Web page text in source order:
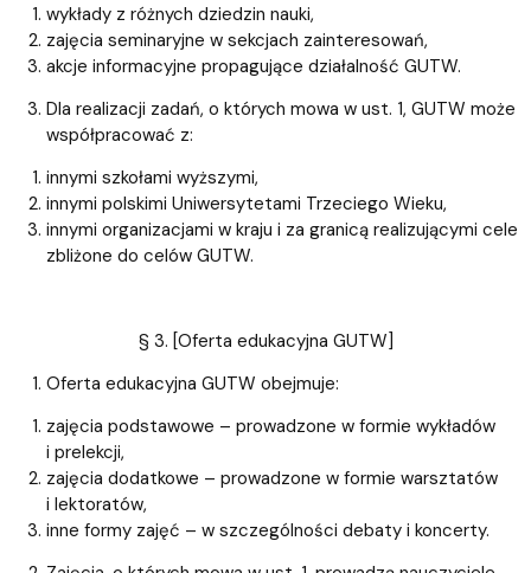
wykłady z różnych dziedzin nauki,
zajęcia seminaryjne w sekcjach zainteresowań,
akcje informacyjne propagujące działalność GUTW.
Dla realizacji zadań, o których mowa w ust. 1, GUTW może
współpracować z:
innymi szkołami wyższymi,
innymi polskimi Uniwersytetami Trzeciego Wieku,
innymi organizacjami w kraju i za granicą realizującymi cele
zbliżone do celów GUTW.
§ 3. [Oferta edukacyjna GUTW]
Oferta edukacyjna GUTW obejmuje:
zajęcia podstawowe – prowadzone w formie wykładów
i prelekcji,
zajęcia dodatkowe – prowadzone w formie warsztatów
i lektoratów,
inne formy zajęć – w szczególności debaty i koncerty.